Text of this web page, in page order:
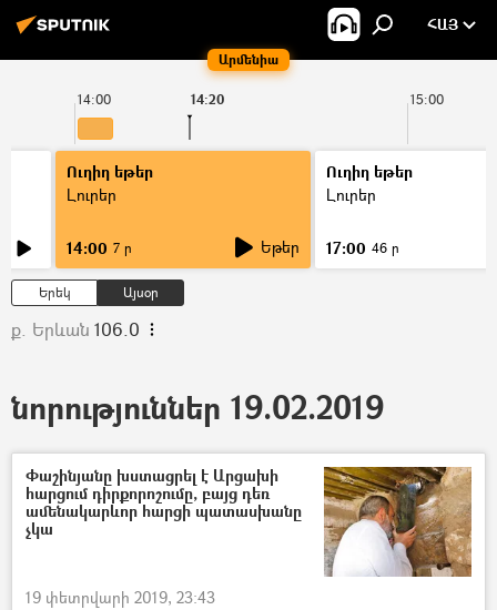
Արմենիա
ՀԱՅ
14:00 15:00
14:20
Ուղիղ եթեր
Լուրեր
14:00 7 ր Եթեր
Ուղիղ եթեր
Լուրեր
17:00 46 ր
Երեկ Այսօր
ք. Երևան 106.0
նորություններ 19.02.2019
Փաշինյանը խստացրել է Արցախի
հարցում դիրքորոշումը, բայց դեռ
ամենակարևոր հարցի պատասխանը
չկա
19 փետրվարի 2019, 23:43